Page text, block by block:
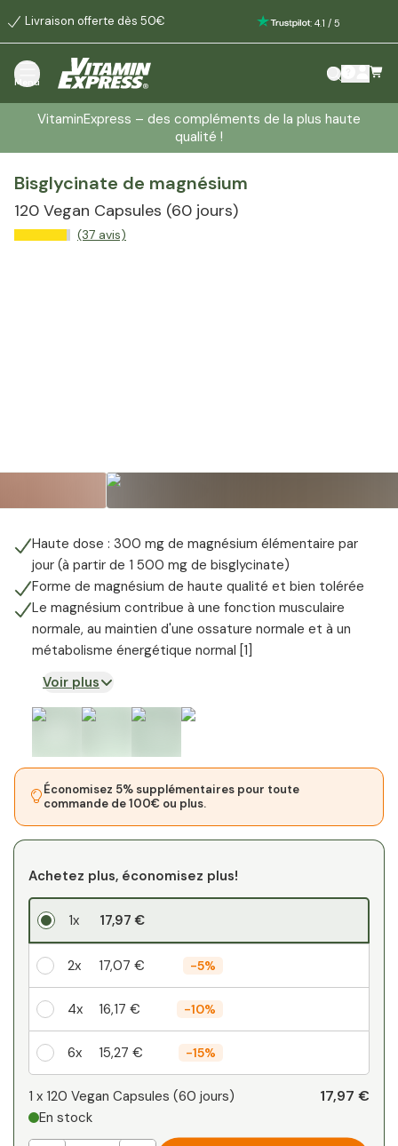
Livraison offerte dès 50€ : 4.1 / 5
Menu
VitaminExpress – des compléments de la plus haute
qualité !
Bisglycinate de magnésium
120 Vegan Capsules (60 jours)
(37 avis)
Haute dose : 300 mg de magnésium élémentaire par
jour (à partir de 1 500 mg de bisglycinate)
Forme de magnésium de haute qualité et bien tolérée
Le magnésium contribue à une fonction musculaire
normale, au maintien d'une ossature normale et à un
métabolisme énergétique normal [1]
Voir plus
Économisez 5% supplémentaires pour toute
commande de 100€ ou plus.
Achetez plus, économisez plus!
1x 17,97 €
2x 17,07 € -5%
4x 16,17 € -10%
6x 15,27 € -15%
Votre remise personnelle
1x
1 x 120 Vegan Capsules (60 jours)
En stock
17,97 €